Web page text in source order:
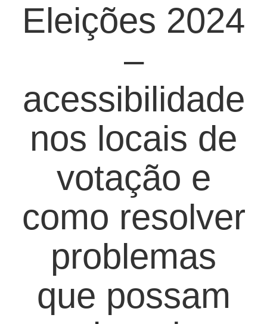
Eleições 2024
–
acessibilidade
nos locais de
votação e
como resolver
problemas
que possam